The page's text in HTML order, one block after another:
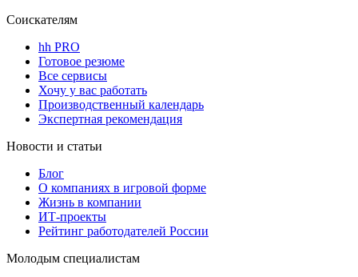
Соискателям
hh PRO
Готовое резюме
Все сервисы
Хочу у вас работать
Производственный календарь
Экспертная рекомендация
Новости и статьи
Блог
О компаниях в игровой форме
Жизнь в компании
ИТ-проекты
Рейтинг работодателей России
Молодым специалистам